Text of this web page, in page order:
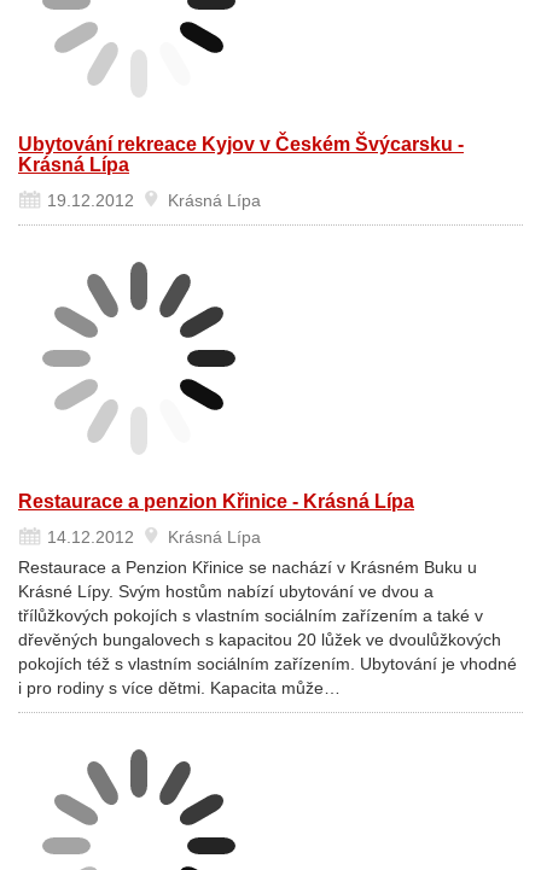
Ubytování rekreace Kyjov v Českém Švýcarsku -
Krásná Lípa
19.12.2012 Krásná Lípa
Restaurace a penzion Křinice - Krásná Lípa
14.12.2012
Krásná Lípa
Restaurace a Penzion Křinice se nachází v Krásném Buku u
Krásné Lípy. Svým hostům nabízí ubytování ve dvou a
třílůžkových pokojích s vlastním sociálním zařízením a také v
dřevěných bungalovech s kapacitou 20 lůžek ve dvoulůžkových
pokojích též s vlastním sociálním zařízením. Ubytování je vhodné
i pro rodiny s více dětmi. Kapacita může…